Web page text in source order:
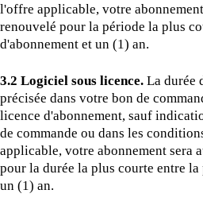
l'offre applicable, votre
renouvelé pour la période la plus
d'abonnement et un (1) an.
3.2 Logiciel sous licence. La durée
précisée dans votre bon de
licence d'abonnement, sauf
de commande ou dans les
applicable, votre abonnement sera
pour la durée la plus courte entre
un (1) an.